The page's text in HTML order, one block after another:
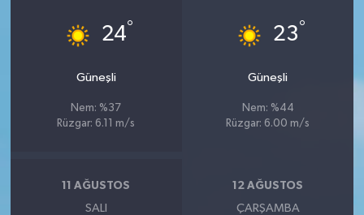
24°
Güneşli
Nem: %37
Rüzgar: 6.11 m/s
23°
Güneşli
Nem: %44
Rüzgar: 6.00 m/s
11 AĞUSTOS
SALI
12 AĞUSTOS
ÇARŞAMBA